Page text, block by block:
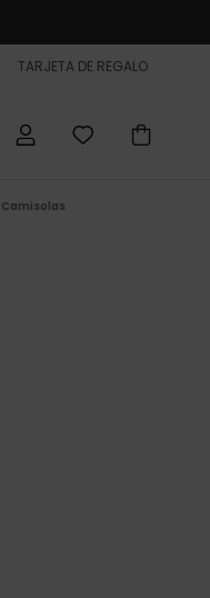
TARJETA DE REGALO